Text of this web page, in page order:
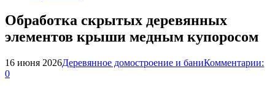
Обработка скрытых деревянных
элементов крыши медным купоросом
16 июня 2026Деревянное домостроение и баниКомментарии:
0